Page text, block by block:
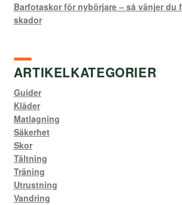
Barfotaskor för nybörjare – så vänjer du
skador
ARTIKELKATEGORIER
Guider
Kläder
Matlagning
Säkerhet
Skor
Tältning
Träning
Utrustning
Vandring